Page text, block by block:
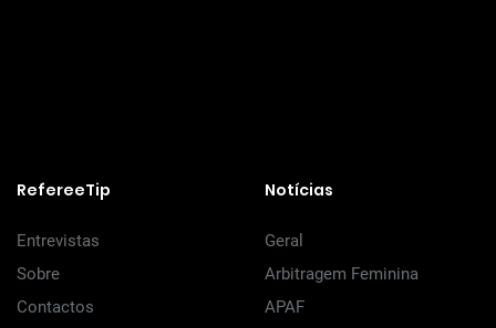
RefereeTip
Entrevistas
Sobre
Contactos
Notícias
Geral
Arbitragem Feminina
APAF